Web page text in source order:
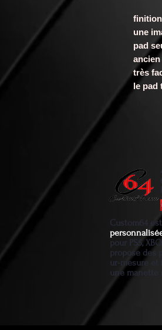
une
pad
très
le pad
Custom64 est
pour PS5,
propose des
ur-mesure et
une manette